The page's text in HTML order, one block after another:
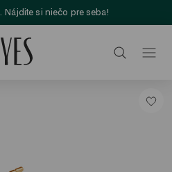
Nájdite si niečo pre seba!